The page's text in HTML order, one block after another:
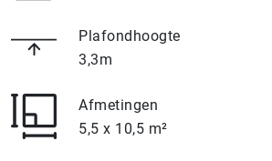
Plafondhoogte
3,3m
Afmetingen
5,5 x 10,5 m²